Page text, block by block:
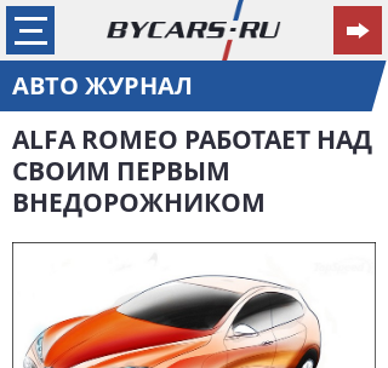
АВТО ЖУРНАЛ
ALFA ROMEO РАБОТАЕТ НАД
СВОИМ ПЕРВЫМ
ВНЕДОРОЖНИКОМ